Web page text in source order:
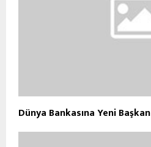
Dünya Bankasına Yeni Başkan